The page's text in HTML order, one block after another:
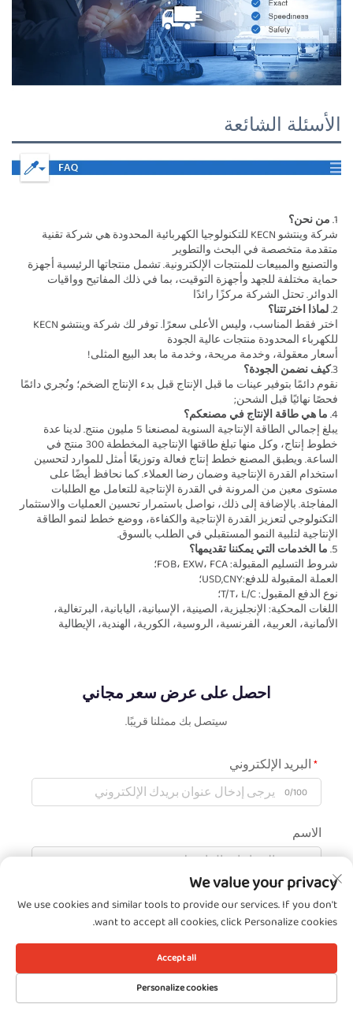
الأسئلة الشائعة
1. من نحن؟
متقدمة متخصصة في البحث والتطوير
الدوائر. تحتل الشركة مركزًا رائدًا
2. لماذا اخترتتنا؟
للكهرباء المحدودة منتجات عالية الجودة
أسعار معقولة، وخدمة مريحة، وخدمة ما بعد البيع المثلى!
3.كيف نضمن الجودة؟
فحصًا نهائيًا قبل الشحن;
4. ما هي طاقة الإنتاج في مصنعكم؟
المفاجئة. بالإضافة إلى ذلك، نواصل باستمرار تحسين العمليات والاستثمار
الإنتاجية لتلبية النمو المستقبلي في الطلب بالسوق.
5. ما الخدمات التي يمكننا تقديمها؟
شروط التسليم المقبولة: FOB، EXW، FCA؛
العملة المقبولة للدفع:USD,CNY؛
نوع الدفع المقبول: T/T، L/C؛
الألمانية، العربية، الفرنسية، الروسية، الكورية، الهندية، الإيطالية
احصل على عرض سعر مجاني
سيتصل بك ممثلنا قريبًا.
البريد الإلكتروني
0/100
الاسم
0/100
اسم الشركة
0/200
رسالة
We value your privacy
We use cookies and similar tools to provide our services. If you don't
want to accept all cookies, click Personalize cookies.
Personalize cookies
Accept all